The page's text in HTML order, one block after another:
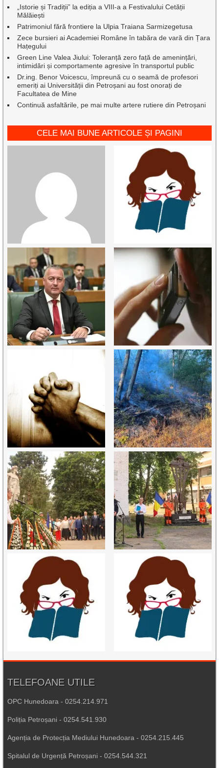
„Istorie și Tradiții” la ediția a VIII-a a Festivalului Cetății
Mălăiești
Patrimoniul fără frontiere la Ulpia Traiana Sarmizegetusa
Zece bursieri ai Academiei Române în tabăra de vară din Țara
Hațegului
Green Line Valea Jiului: Toleranță zero față de amenințări,
intimidări și comportamente agresive în transportul public
Dr.ing. Benor Voicescu, împreună cu o seamă de profesori
emeriți ai Universității din Petroșani au fost onorați de
Facultatea de Mine
Continuă asfaltările, pe mai multe artere rutiere din Petroșani
CELE MAI BUNE ARTICOLE ȘI PAGINI
TELEFOANE UTILE
OPC Hunedoara - 0254.214.971
Poliția Petroșani - 0254.541.930
Agenția de Protecția Mediului Hunedoara - 0254.215.445
Spitalul de Urgență Petroșani - 0254.544.321